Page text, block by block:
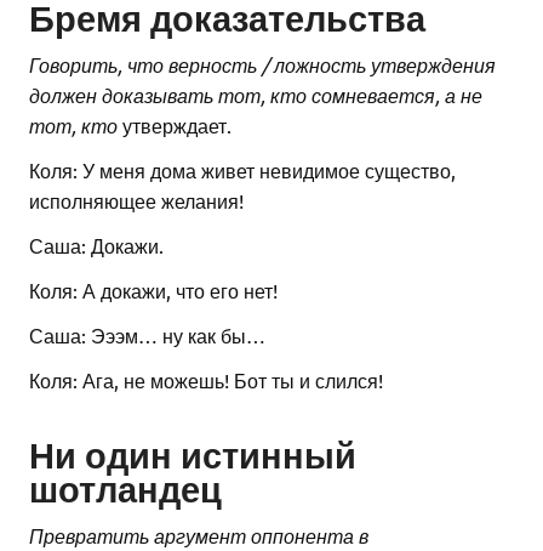
Бремя доказательства
Говорить, что верность / ложность утверждения
должен доказывать тот, кто сомневается, а не
тот, кто утверждает.
Коля: У меня дома живет невидимое существо,
исполняющее желания!
Саша: Докажи.
Коля: А докажи, что его нет!
Саша: Эээм… ну как бы…
Коля: Ага, не можешь! Бот ты и слился!
Ни один истинный
шотландец
Превратить аргумент оппонента в